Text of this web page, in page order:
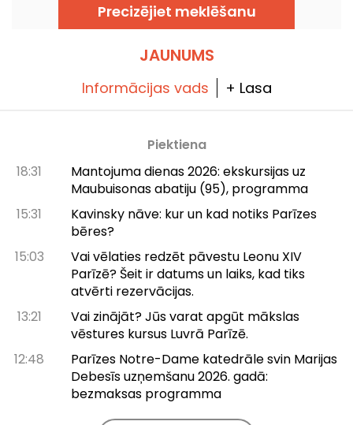
Precizējiet meklēšanu
JAUNUMS
Informācijas vads + Lasa
Piektiena
18:31
Mantojuma dienas 2026: ekskursijas uz
Maubuisonas abatiju (95), programma
15:31
Kavinsky nāve: kur un kad notiks Parīzes
bēres?
15:03
Vai vēlaties redzēt pāvestu Leonu XIV
Parīzē? Šeit ir datums un laiks, kad tiks
atvērti rezervācijas.
13:21
Vai zinājāt? Jūs varat apgūt mākslas
vēstures kursus Luvrā Parīzē.
12:48
Parīzes Notre-Dame katedrāle svin Marijas
Debesīs uzņemšanu 2026. gadā:
bezmaksas programma